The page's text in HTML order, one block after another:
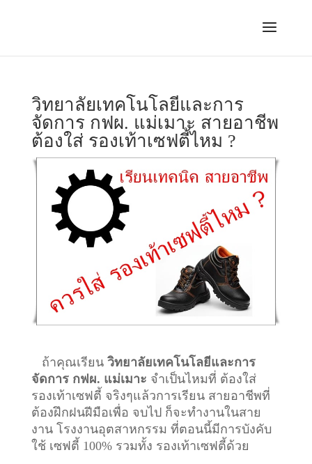
วิทยาลัยเทคโนโลยีและการ
จัดการ กฟผ. แม่เมาะ สายอาชีพ
ต้องใส่ รองเท้าเซฟตี้ไหม ?
ถ้าคุณเรียน วิทยาลัยเทคโนโลยีและการ
จัดการ กฟผ. แม่เมาะ จำเป็นไหมที่ ต้องใส่
รองเท้าเซฟตี้ จริงๆแล้วการเรียน สายอาชีพที่
ต้องฝึกฝนฝีมือเพื่อ จบไป ก็จะทำงานในสาย
งาน โรงงานอุตสาหกรรม ที่ตอนนี้มีการบังคับ
ใช้ เซฟตี้ 100% รวมทั้ง รองเท้าเซฟตี้ด้วย